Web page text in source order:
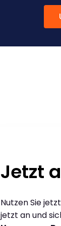
Jetzt
Nutzen Sie
jetzt an und